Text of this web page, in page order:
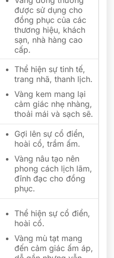
được sử dụng cho
đồng phục của các
thương hiệu, khách
sạn, nhà hàng cao
cấp.
Thể hiện sự tinh tế,
trang nhã, thanh lịch.
Vàng kem mang lại
cảm giác nhẹ nhàng,
thoải mái và sạch sẽ.
Gợi lên sự cổ điển,
hoài cổ, trầm ấm.
Vàng nâu tạo nên
phong cách lịch lãm,
đĩnh đạc cho đồng
phục.
Thể hiện sự cổ điển,
hoài cổ.
Vàng mù tạt mang
đến cảm giác ấm áp,